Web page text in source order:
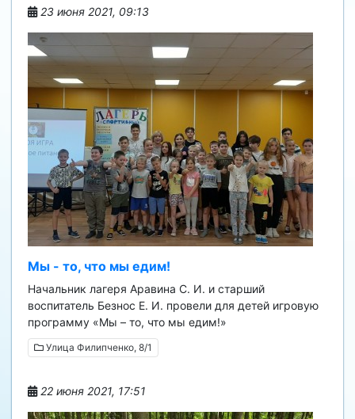
23 июня 2021, 09:13
Мы - то, что мы едим!
Начальник лагеря Аравина С. И. и старший
воспитатель Безнос Е. И. провели для детей игровую
программу «Мы – то, что мы едим!»
Улица Филипченко, 8/1
22 июня 2021, 17:51